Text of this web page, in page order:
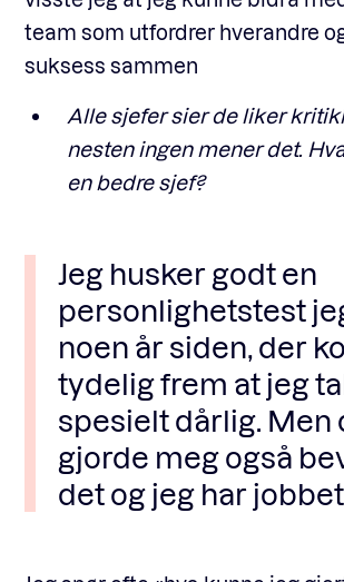
team som utfordrer hverandre
suksess sammen
Alle sjefer sier de liker
nesten ingen mener det.
en bedre sjef?
Jeg husker godt en
personlighetstest
noen år siden, der
tydelig frem at jeg
spesielt dårlig. Men
gjorde meg også
det og jeg har